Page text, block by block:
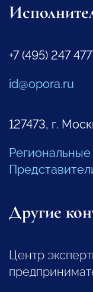
+7 (495) 247
id@opora.ru
127473, г.
Другие
Центр